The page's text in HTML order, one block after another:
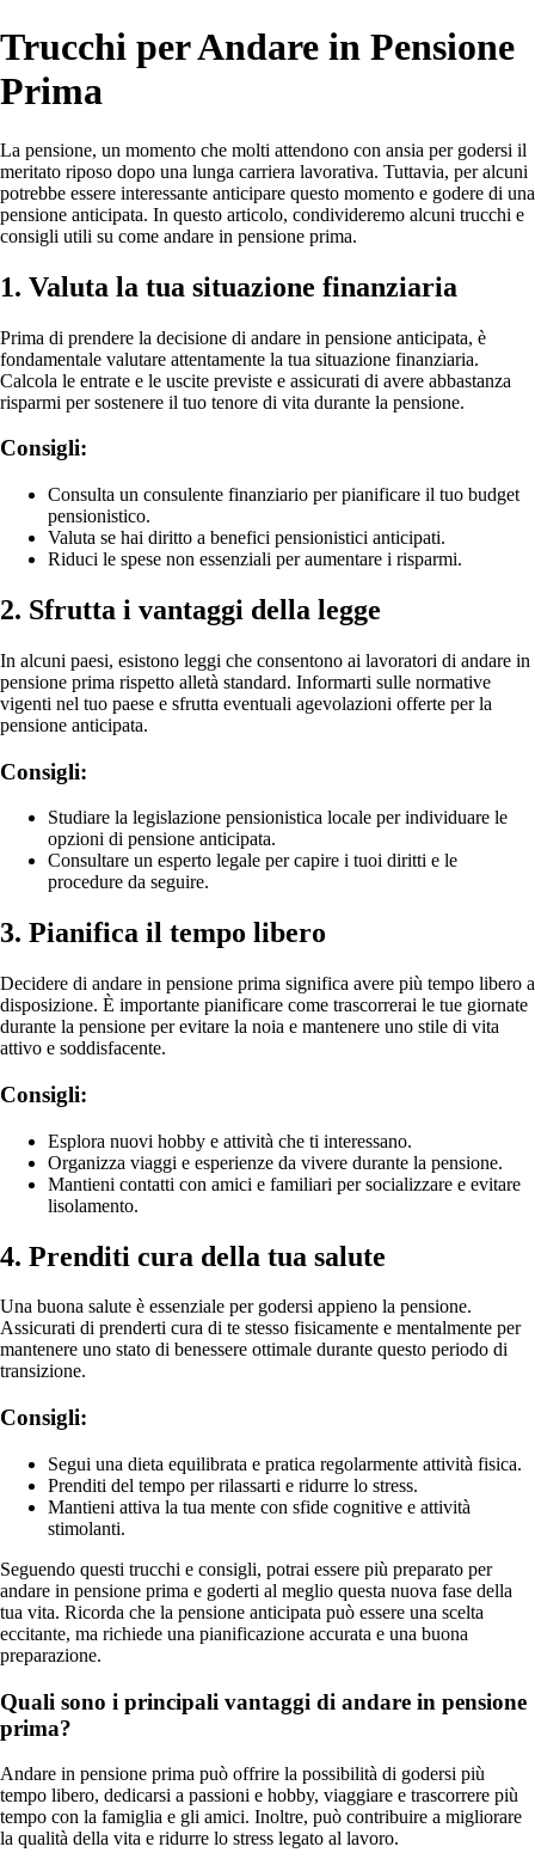
Trucchi per Andare in Pensione
Prima
La pensione, un momento che molti attendono con ansia per godersi il
meritato riposo dopo una lunga carriera lavorativa. Tuttavia, per alcuni
potrebbe essere interessante anticipare questo momento e godere di una
pensione anticipata. In questo articolo, condivideremo alcuni trucchi e
consigli utili su come andare in pensione prima.
1. Valuta la tua situazione finanziaria
Prima di prendere la decisione di andare in pensione anticipata, è
fondamentale valutare attentamente la tua situazione finanziaria.
Calcola le entrate e le uscite previste e assicurati di avere abbastanza
risparmi per sostenere il tuo tenore di vita durante la pensione.
Consigli:
Consulta un consulente finanziario per pianificare il tuo budget
pensionistico.
Valuta se hai diritto a benefici pensionistici anticipati.
Riduci le spese non essenziali per aumentare i risparmi.
2. Sfrutta i vantaggi della legge
In alcuni paesi, esistono leggi che consentono ai lavoratori di andare in
pensione prima rispetto alletà standard. Informarti sulle normative
vigenti nel tuo paese e sfrutta eventuali agevolazioni offerte per la
pensione anticipata.
Consigli:
Studiare la legislazione pensionistica locale per individuare le
opzioni di pensione anticipata.
Consultare un esperto legale per capire i tuoi diritti e le
procedure da seguire.
3. Pianifica il tempo libero
Decidere di andare in pensione prima significa avere più tempo libero a
disposizione. È importante pianificare come trascorrerai le tue giornate
durante la pensione per evitare la noia e mantenere uno stile di vita
attivo e soddisfacente.
Consigli:
Esplora nuovi hobby e attività che ti interessano.
Organizza viaggi e esperienze da vivere durante la pensione.
Mantieni contatti con amici e familiari per socializzare e evitare
lisolamento.
4. Prenditi cura della tua salute
Una buona salute è essenziale per godersi appieno la pensione.
Assicurati di prenderti cura di te stesso fisicamente e mentalmente per
mantenere uno stato di benessere ottimale durante questo periodo di
transizione.
Consigli:
Segui una dieta equilibrata e pratica regolarmente attività fisica.
Prenditi del tempo per rilassarti e ridurre lo stress.
Mantieni attiva la tua mente con sfide cognitive e attività
stimolanti.
Seguendo questi trucchi e consigli, potrai essere più preparato per
andare in pensione prima e goderti al meglio questa nuova fase della
tua vita. Ricorda che la pensione anticipata può essere una scelta
eccitante, ma richiede una pianificazione accurata e una buona
preparazione.
Quali sono i principali vantaggi di andare in pensione
prima?
Andare in pensione prima può offrire la possibilità di godersi più
tempo libero, dedicarsi a passioni e hobby, viaggiare e trascorrere più
tempo con la famiglia e gli amici. Inoltre, può contribuire a migliorare
la qualità della vita e ridurre lo stress legato al lavoro.